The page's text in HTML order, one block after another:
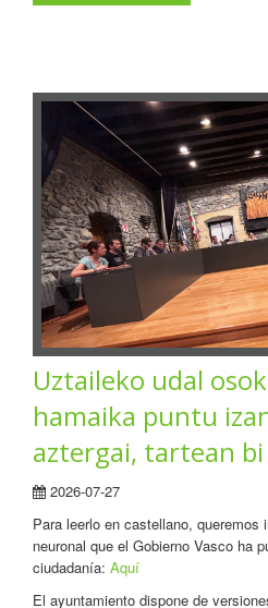
Uztaileko udal
hamaika puntu
aztergai, tartean
2026-07-27
Para leerlo en castellano,
neuronal que el Gobierno Vasco ha
ciudadanía: Aquí
El ayuntamiento dispone de